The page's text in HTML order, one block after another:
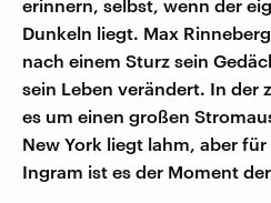
erinnern, selbst, wenn der
Dunkeln liegt. Max
nach einem Sturz sein
sein Leben verändert. In der
es um einen großen
New York liegt lahm, aber
Ingram ist es der Moment